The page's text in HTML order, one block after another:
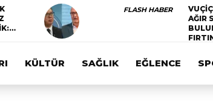
FLASH HABER
AĞIR
KÜLTÜR SAĞLIK EĞLENCE